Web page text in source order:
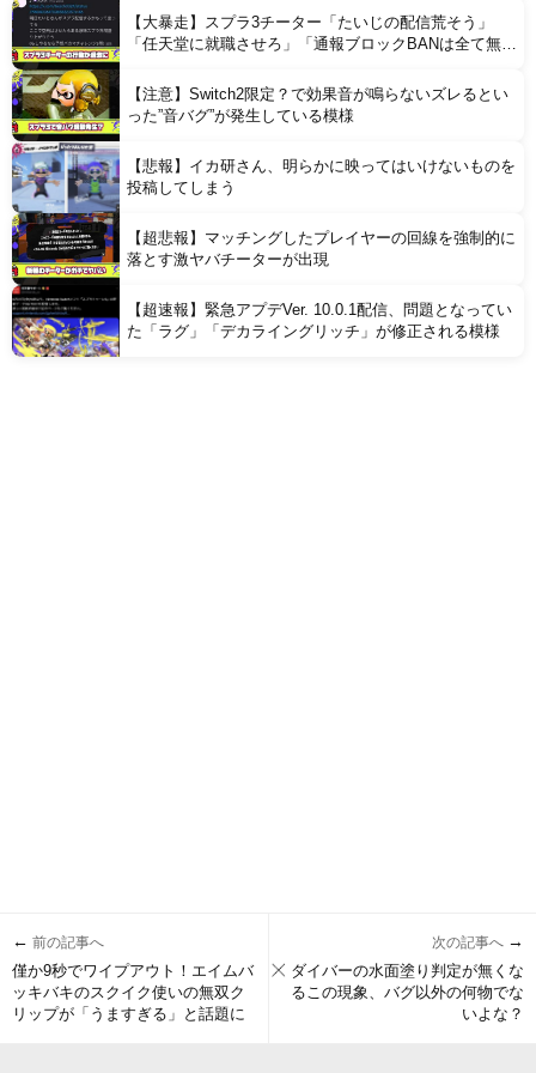
【大暴走】スプラ3チーター「たいじの配信荒そう」
「任天堂に就職させろ」「通報ブロックBANは全て無意
【注意】Switch2限定？で効果音が鳴らないズレるとい
った”音バグ”が発生している模様
【悲報】イカ研さん、明らかに映ってはいけないものを
投稿してしまう
【超悲報】マッチングしたプレイヤーの回線を強制的に
落とす激ヤバチーターが出現
【超速報】緊急アプデVer. 10.0.1配信、問題となってい
た「ラグ」「デカライングリッチ」が修正される模様
← 前の記事へ
僅か9秒でワイプアウト！エイムバ
ッキバキのスクイク使いの無双ク
リップが「うますぎる」と話題に
次の記事へ →
ダイバーの水面塗り判定が無くな
るこの現象、バグ以外の何物でな
いよな？